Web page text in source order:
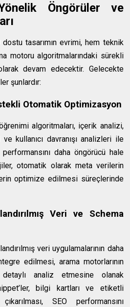
Öngörüler ve
dostu tasarımın evrimi, hem teknik
motoru algoritmalarındaki sürekli
devam edecektir. Gelecekte
şunlardır:
Otomatik Optimizasyon
algoritmaları, içerik analizi,
kullanıcı davranışı analizleri ile
performansını daha öngörücü hale
otomatik olarak meta verilerin
optimize edilmesi süreçlerinde
Veri ve Schema
veri uygulamalarının daha
edilmesi, arama motorlarının
analiz etmesine olanak
bilgi kartları ve etiketli
SEO performansını